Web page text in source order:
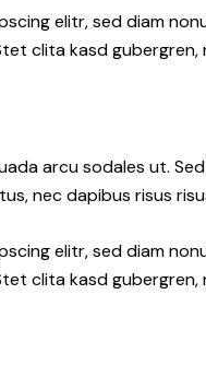
elitr, sed diam
clita kasd
arcu sodales ut.
nec dapibus risus
elitr, sed diam
clita kasd